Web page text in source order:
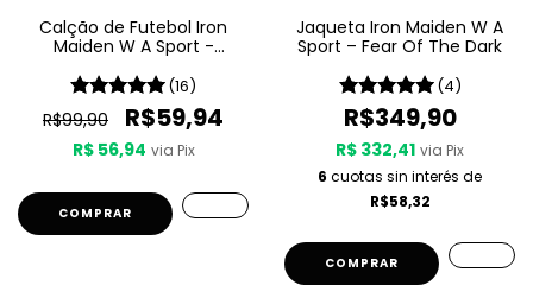
Calção de Futebol Iron
Maiden W A Sport -
(16)
R$99,90 R$59,94
R$ 56,94 via Pix
COMPRAR
Jaqueta Iron Maiden W A
Sport – Fear Of The Dark
(4)
R$349,90
R$ 332,41 via Pix
6 cuotas sin interés de
R$58,32
COMPRAR